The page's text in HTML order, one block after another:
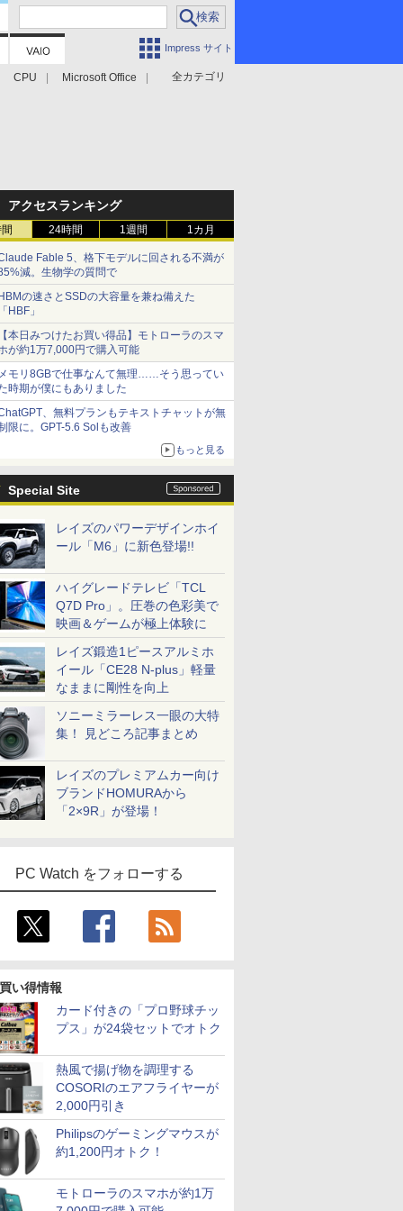
Impress サイト
全カテゴリ
CPU Microsoft Office
アクセスランキング
24時間 1週間 1カ月
Fable 5、格下モデルに回される不満が
減。生物学の質問で
の速さとSSDの大容量を兼ね備えた
HBF」
本日みつけたお買い得品】モトローラのスマ
が約1万7,000円で購入可能
モリ8GBで仕事なんて無理……そう思ってい
時期が僕にもありました
、無料プランもテキストチャットが無
限に。GPT-5.6 Solも改善
もっと見る
Special Site
レイズのパワーデザインホイ
ール「M6」に新色登場!!
ハイグレードテレビ「TCL
Q7D Pro」。圧巻の色彩美で
映画＆ゲームが極上体験に
レイズ鍛造1ピースアルミホ
イール「CE28 N-plus」軽量
なままに剛性を向上
ソニーミラーレス一眼の大特
集！ 見どころ記事まとめ
レイズのプレミアムカー向け
ブランドHOMURAから
「2×9R」が登場！
PC Watch をフォローする
い得情報
カード付きの「プロ野球チッ
プス」が24袋セットでオトク
熱風で揚げ物を調理する
COSORIのエアフライヤーが
2,000円引き
Philipsのゲーミングマウスが
約1,200円オトク！
モトローラのスマホが約1万